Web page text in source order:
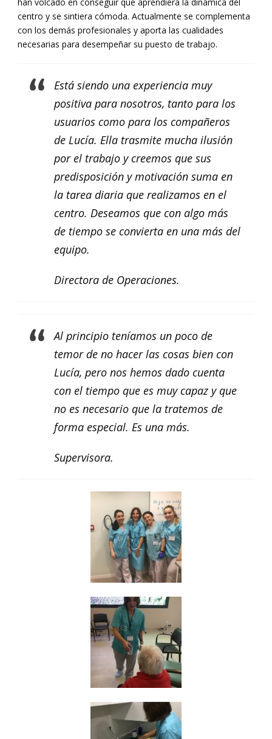
han volcado en conseguir que aprendiera la dinámica del
centro y se sintiera cómoda. Actualmente se complementa
con los demás profesionales y aporta las cualidades
necesarias para desempeñar su puesto de trabajo.
Está siendo una experiencia muy
positiva para nosotros, tanto para los
usuarios como para los compañeros
de Lucía. Ella trasmite mucha ilusión
por el trabajo y creemos que sus
predisposición y motivación suma en
la tarea diaria que realizamos en el
centro. Deseamos que con algo más
de tiempo se convierta en una más del
equipo.
Directora de Operaciones.
Al principio teníamos un poco de
temor de no hacer las cosas bien con
Lucía, pero nos hemos dado cuenta
con el tiempo que es muy capaz y que
no es necesario que la tratemos de
forma especial. Es una más.
Supervisora.